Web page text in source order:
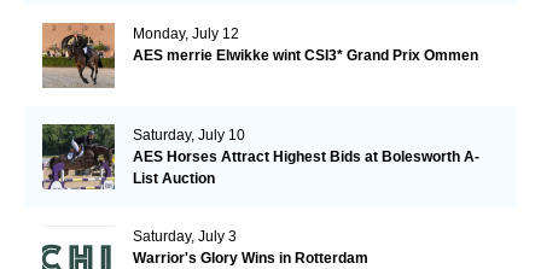
Monday, July 12
AES merrie Elwikke wint CSI3* Grand Prix Ommen
Saturday, July 10
AES Horses Attract Highest Bids at Bolesworth A-
List Auction
Saturday, July 3
Warrior's Glory Wins in Rotterdam